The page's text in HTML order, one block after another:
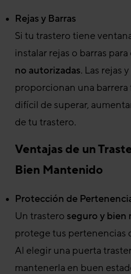
Rejas y Barras
Si tu trastero tiene
instalar rejas o barras
no autorizadas. Las rejas
proporcionan una barrera
difícil de superar,
de tu trastero.
Ventajas de un
Bien Mantenido
Protección de
Un trastero seguro y bien
protege tus pertenencias
Al elegir una puerta
mantenerla en buen